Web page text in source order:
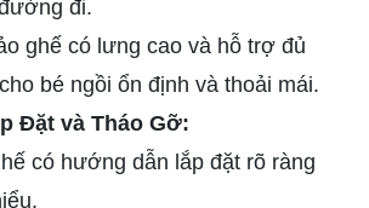
đi.
ghế có lưng cao và hỗ trợ đủ
bé ngồi ổn định và thoải mái.
Đặt và Tháo Gỡ:
có hướng dẫn lắp đặt rõ ràng